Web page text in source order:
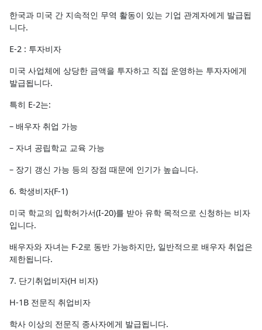
한국과 미국 간 지속적인 무역 활동이 있는 기업 관계자에게 발급됩
니다.
E-2 : 투자비자
미국 사업체에 상당한 금액을 투자하고 직접 운영하는 투자자에게
발급됩니다.
특히 E-2는:
– 배우자 취업 가능
– 자녀 공립학교 교육 가능
– 장기 갱신 가능 등의 장점 때문에 인기가 높습니다.
6. 학생비자(F-1)
미국 학교의 입학허가서(I-20)를 받아 유학 목적으로 신청하는 비자
입니다.
배우자와 자녀는 F-2로 동반 가능하지만, 일반적으로 배우자 취업은
제한됩니다.
7. 단기취업비자(H 비자)
H-1B 전문직 취업비자
학사 이상의 전문직 종사자에게 발급됩니다.